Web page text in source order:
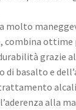
molto
combina ottime
grazie
basalto e
alla